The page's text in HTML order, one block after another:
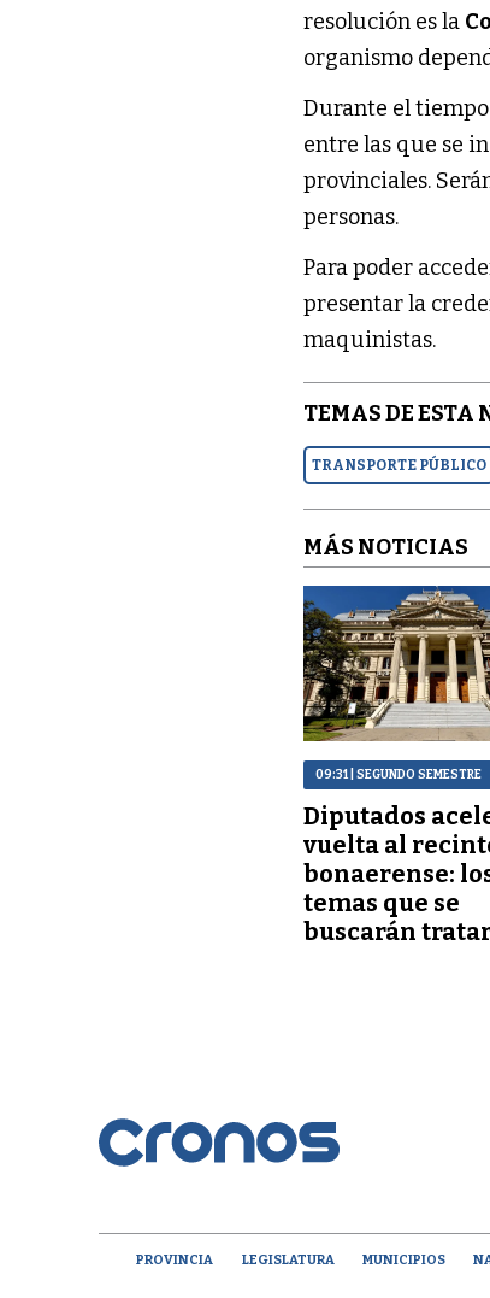
resolución es la
organismo
Durante el
entre las que se
provinciales.
personas.
Para poder
presentar la
maquinistas.
TEMAS DE ESTA
TRANSPORTE PÚBLICO
MÁS NOTICIAS
09:31| SEGUNDO SEMESTRE
Diputados
vuelta al
bonaerense:
temas que se
buscarán
PROVINCIA LEGISLATURA MUNICIPIOS